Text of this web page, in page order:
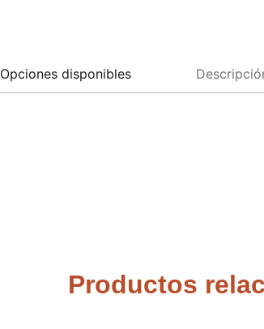
Opciones disponibles
Productos